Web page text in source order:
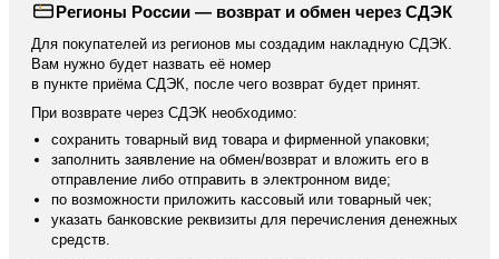
Регионы России — возврат и обмен через СДЭК
Для покупателей из регионов мы создадим накладную СДЭК.
Вам нужно будет назвать её номер
в пункте приёма СДЭК, после чего возврат будет принят.
При возврате через СДЭК необходимо:
сохранить товарный вид товара и фирменной упаковки;
заполнить заявление на обмен/возврат и вложить его в
отправление либо отправить в электронном виде;
по возможности приложить кассовый или товарный чек;
указать банковские реквизиты для перечисления денежных
средств.